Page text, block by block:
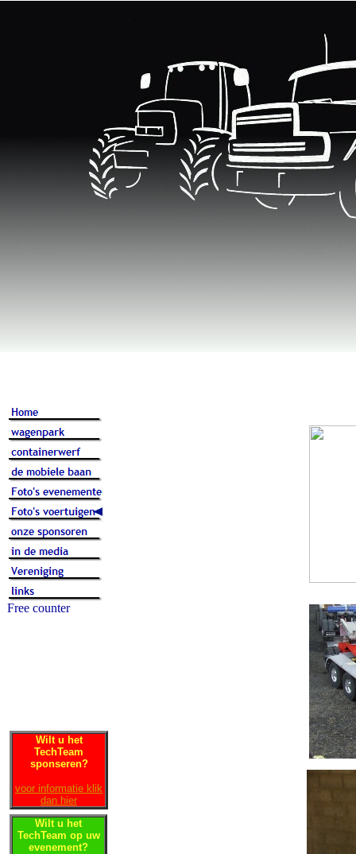
Wilt u het
TechTeam
sponseren?
voor informatie klik
dan hier
Wilt u het
TechTeam op uw
evenement?